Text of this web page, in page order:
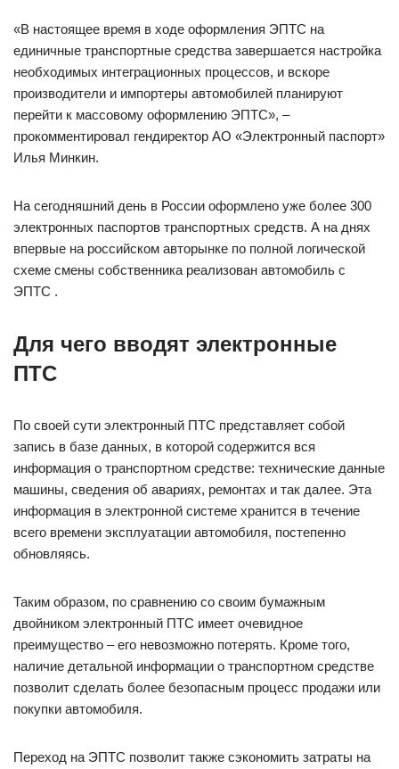
«В настоящее время в ходе оформления ЭПТС на
единичные транспортные средства завершается настройка
необходимых интеграционных процессов, и вскоре
производители и импортеры автомобилей планируют
перейти к массовому оформлению ЭПТС», –
прокомментировал гендиректор АО «Электронный паспорт»
Илья Минкин.
На сегодняшний день в России оформлено уже более 300
электронных паспортов транспортных средств. А на днях
впервые на российском авторынке по полной логической
схеме смены собственника реализован автомобиль с
ЭПТС .
Для чего вводят электронные
ПТС
По своей сути электронный ПТС представляет собой
запись в базе данных, в которой содержится вся
информация о транспортном средстве: технические данные
машины, сведения об авариях, ремонтах и так далее. Эта
информация в электронной системе хранится в течение
всего времени эксплуатации автомобиля, постепенно
обновляясь.
Таким образом, по сравнению со своим бумажным
двойником электронный ПТС имеет очевидное
преимущество – его невозможно потерять. Кроме того,
наличие детальной информации о транспортном средстве
позволит сделать более безопасным процесс продажи или
покупки автомобиля.
Переход на ЭПТС позволит также сэкономить затраты на